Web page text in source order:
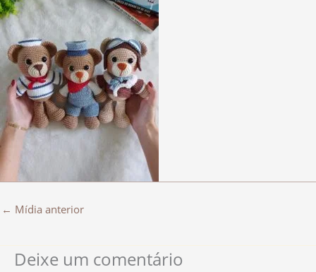
← Mídia anterior
Deixe um comentário